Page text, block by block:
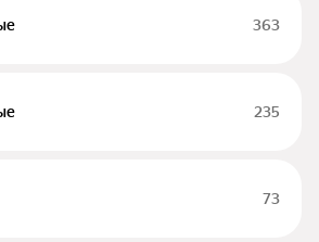
363
235
73